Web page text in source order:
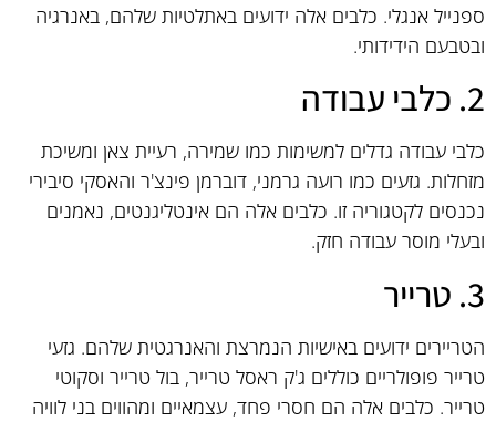
ספנייל אנגלי. כלבים אלה ידועים באתלטיות שלהם, באנרגיה
ובטבעם הידידותי.
2. כלבי עבודה
כלבי עבודה גדלים למשימות כמו שמירה, רעיית צאן ומשיכת
מזחלות. גזעים כמו רועה גרמני, דוברמן פינצ'ר והאסקי סיבירי
נכנסים לקטגוריה זו. כלבים אלה הם אינטליגנטים, נאמנים
ובעלי מוסר עבודה חזק.
3. טרייר
הטריירים ידועים באישיות הנמרצת והאנרגטית שלהם. גזעי
טרייר פופולריים כוללים ג'ק ראסל טרייר, בול טרייר וסקוטי
טרייר. כלבים אלה הם חסרי פחד, עצמאיים ומהווים בני לוויה